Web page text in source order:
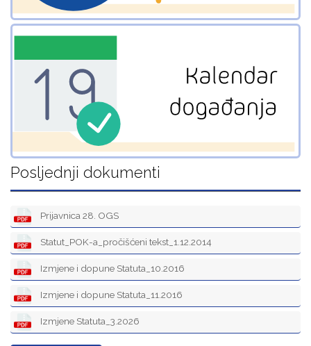
Posljednji dokumenti
Prijavnica 28. OGS
Statut_POK-a_pročišćeni tekst_1.12.2014
Izmjene i dopune Statuta_10.2016
Izmjene i dopune Statuta_11.2016
Izmjene Statuta_3.2026